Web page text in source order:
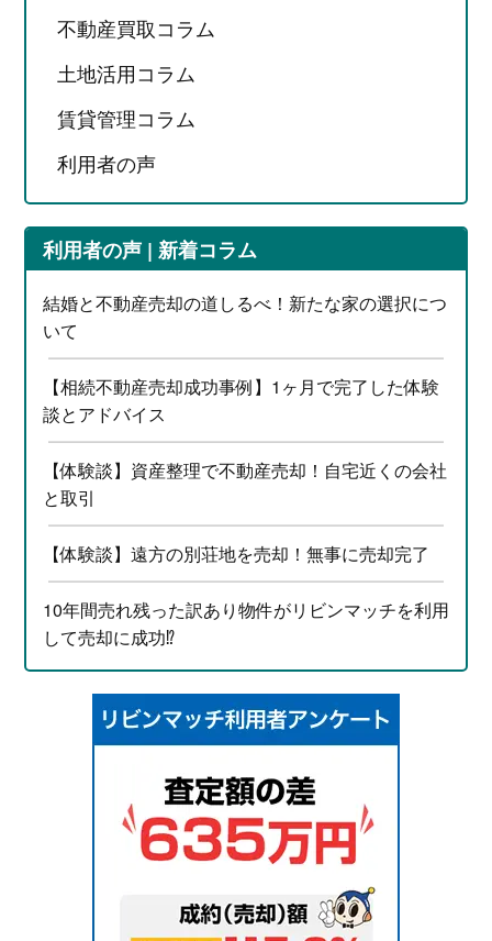
不動産買取コラム
土地活用コラム
賃貸管理コラム
利用者の声
利用者の声 | 新着コラム
結婚と不動産売却の道しるべ！新たな家の選択につ
いて
【相続不動産売却成功事例】1ヶ月で完了した体験
談とアドバイス
【体験談】資産整理で不動産売却！自宅近くの会社
と取引
【体験談】遠方の別荘地を売却！無事に売却完了
10年間売れ残った訳あり物件がリビンマッチを利用
して売却に成功⁉